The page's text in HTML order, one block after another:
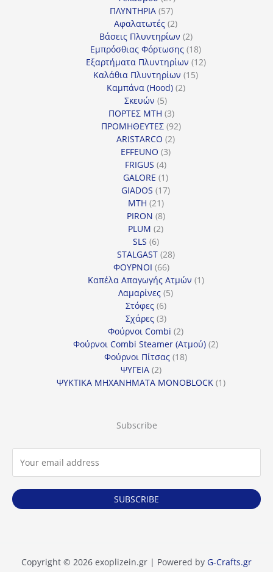
προϊόντα
ΠΛΥΝΤΗΡΙΑ 5757
προϊόντα
Αφαλατωτές 22
προϊόντα
Βάσεις Πλυντηρίων 22
προϊόντα
Εμπρόσθιας Φόρτωσης 1818
προϊόντα
Εξαρτήματα Πλυντηρίων 1212
Καλάθια Πλυντηρίων 1515
Καμπάνα (Hood) 22
Σκευών 55
προϊόντα
ΠΟΡΤΕΣ MTH 33
προϊόντα
ΠΡΟΜΗΘΕΥΤΕΣ 9292
ARISTARCO 22
EFFEUNO 33
FRIGUS 44
προϊόντα
GALORE 11
προϊόν
GIADOS 1717
MTH 2121
προϊόντα
PIRON 88
προϊόντα
PLUM 22
SLS 66
προϊόντα
STALGAST 2828
ΦΟΥΡΝΟΙ 6666
προϊόντα
Καπέλα Απαγωγής Ατμών 11
Λαμαρίνες 55
Στόφες 66
προϊόντα
Σχάρες 33
προϊόντα
Φούρνοι Combi 22
προϊόντα
Φούρνοι Combi Steamer (Ατμού) 22
Φούρνοι Πίτσας 1818
ΨΥΓΕΙΑ 22
προϊόντα
ΨΥΚΤΙΚΑ ΜΗΧΑΝΗΜΑΤΑ MONOBLOCK 11
Subscribe
SUBSCRIBE
Copyright © 2026 exoplizein.gr | Powered by G-Crafts.gr